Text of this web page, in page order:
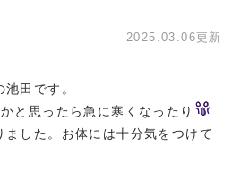
2025.03.06更新
田です。
と思ったら急に寒くなったり
した。お体には十分気をつけて